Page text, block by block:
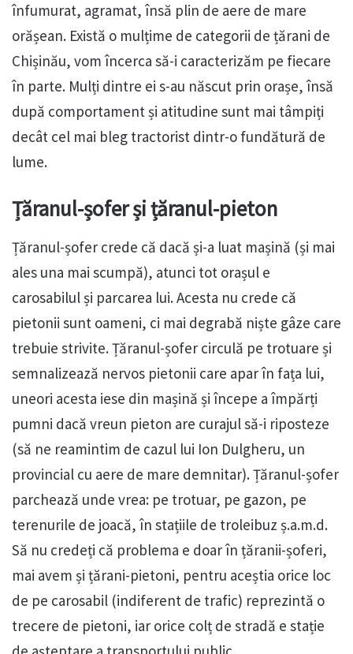
înfumurat, agramat, însă plin de aere de mare
orășean. Există o mulțime de categorii de țărani de
Chișinău, vom încerca să-i caracterizăm pe fiecare
în parte. Mulți dintre ei s-au născut prin orașe, însă
după comportament și atitudine sunt mai tâmpiți
decât cel mai bleg tractorist dintr-o fundătură de
lume.
Țăranul-șofer și țăranul-pieton
Țăranul-șofer crede că dacă și-a luat mașină (și mai
ales una mai scumpă), atunci tot orașul e
carosabilul și parcarea lui. Acesta nu crede că
pietonii sunt oameni, ci mai degrabă niște gâze care
trebuie strivite. Țăranul-șofer circulă pe trotuare și
semnalizează nervos pietonii care apar în fața lui,
uneori acesta iese din mașină și începe a împărți
pumni dacă vreun pieton are curajul să-i riposteze
(să ne reamintim de cazul lui Ion Dulgheru, un
provincial cu aere de mare demnitar). Țăranul-șofer
parchează unde vrea: pe trotuar, pe gazon, pe
terenurile de joacă, în stațiile de troleibuz ș.a.m.d.
Să nu credeți că problema e doar în țăranii-șoferi,
mai avem și țărani-pietoni, pentru aceștia orice loc
de pe carosabil (indiferent de trafic) reprezintă o
trecere de pietoni, iar orice colț de stradă e stație